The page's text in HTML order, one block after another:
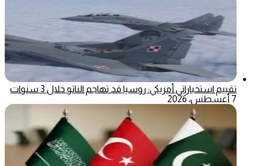
تقييم استخباراتي أمريكي: روسيا قد تهاجم الناتو خلال 3 سنوات
7 أغسطس، 2026